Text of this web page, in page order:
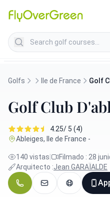
Search golf courses
Golfs Ile de France Golf
Golf Club
4.25/ 5 (4)
Ableiges, Ile de France -
140 vistas Filmado : 28
Arquitecto :Jean GARAÏALDE